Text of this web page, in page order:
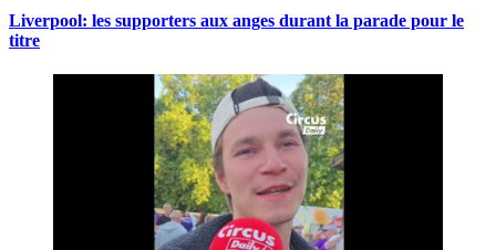
Liverpool: les supporters aux anges durant la parade pour le
titre